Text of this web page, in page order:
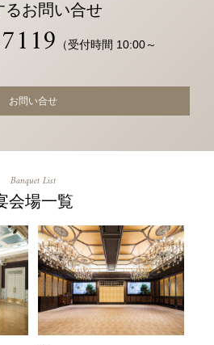
るお問い合せ
（受付時間 10:00～
お問い合せ
Banquet List
会場一覧